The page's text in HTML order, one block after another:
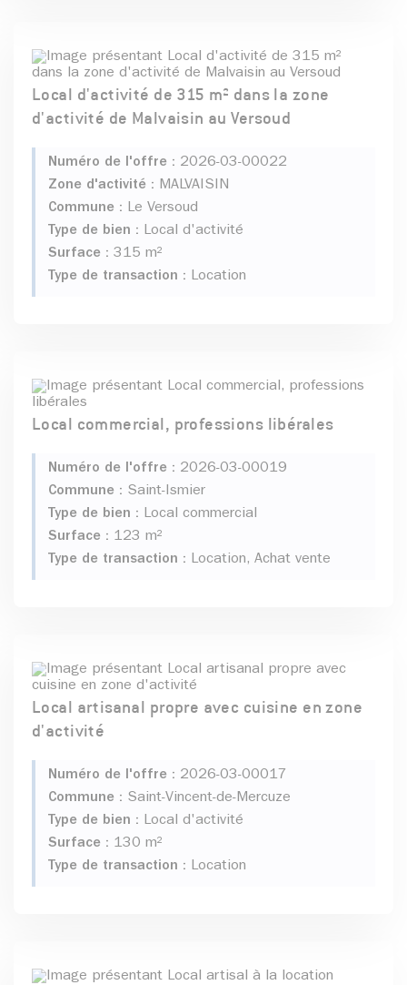
Local d'activité de 315 m² dans la zone
d'activité de Malvaisin au Versoud
Numéro de l'offre : 2026-03-00022
Zone d'activité : MALVAISIN
Commune : Le Versoud
Type de bien : Local d'activité
Surface : 315 m²
Type de transaction : Location
Local commercial, professions libérales
Numéro de l'offre : 2026-03-00019
Commune : Saint-Ismier
Type de bien : Local commercial
Surface : 123 m²
Type de transaction : Location, Achat vente
Local artisanal propre avec cuisine en zone
d'activité
Numéro de l'offre : 2026-03-00017
Commune : Saint-Vincent-de-Mercuze
Type de bien : Local d'activité
Surface : 130 m²
Type de transaction : Location